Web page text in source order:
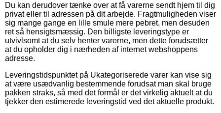
Du kan derudover tænke over at få varerne sendt hjem til dig
privat eller til adressen på dit arbejde. Fragtmuligheden viser
sig mange gange en lille smule mere pebret, men desuden
ret så hensigtsmæssig. Den billigste leveringstype er
utvivlsomt at du selv henter varerne, men dette forudsætter
at du opholder dig i nærheden af internet webshoppens
adresse.
Leveringstidspunktet på Ukategoriserede varer kan vise sig
at være usædvanlig bestemmende forudsat man skal bruge
pakken straks, så med det formål er det virkelig aktuelt at du
tjekker den estimerede leveringstid ved det aktuelle produkt.